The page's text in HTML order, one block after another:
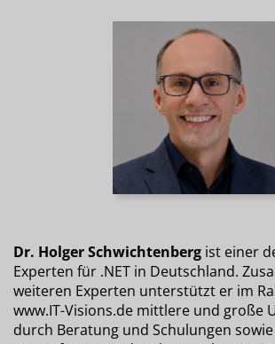
Dr. Holger Schwichtenberg ist einer
Experten für .NET in Deutschland.
weiteren Experten unterstützt er im
www.IT-Visions.de mittlere und große
durch Beratung und Schulungen